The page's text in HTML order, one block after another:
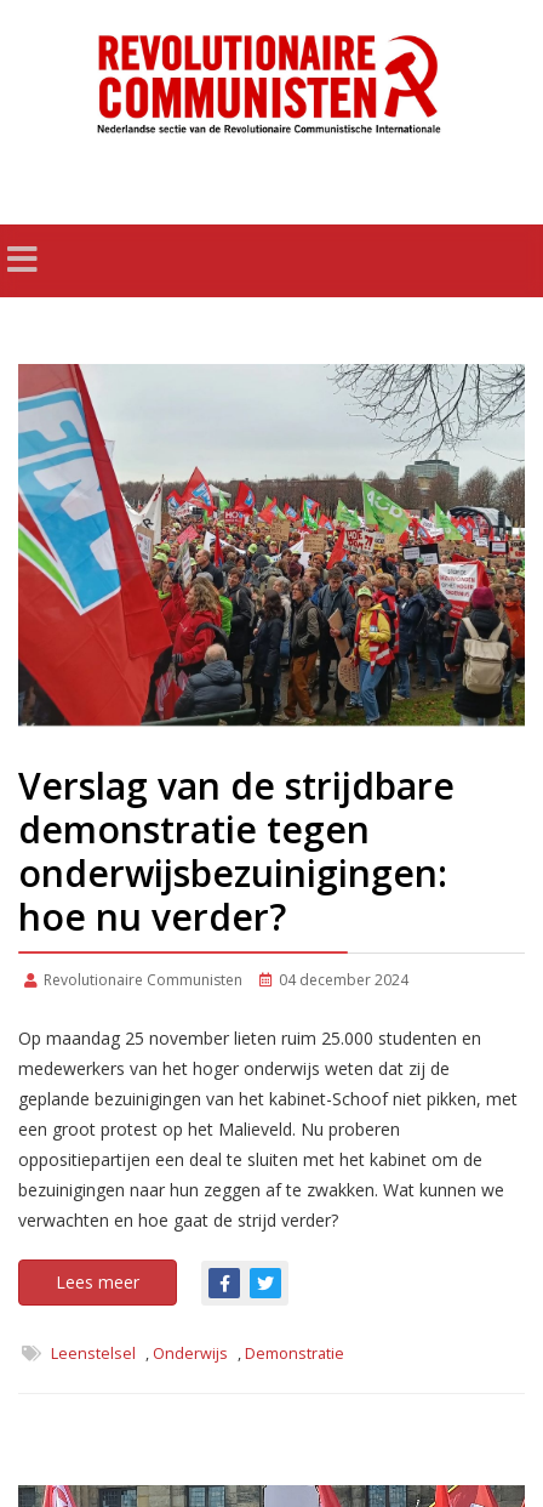
Verslag van de strijdbare
demonstratie tegen
onderwijsbezuinigingen:
hoe nu verder?
Revolutionaire Communisten 04 december 2024
Op maandag 25 november lieten ruim 25.000 studenten en
medewerkers van het hoger onderwijs weten dat zij de
geplande bezuinigingen van het kabinet-Schoof niet pikken, met
een groot protest op het Malieveld. Nu proberen
oppositiepartijen een deal te sluiten met het kabinet om de
bezuinigingen naar hun zeggen af te zwakken. Wat kunnen we
verwachten en hoe gaat de strijd verder?
Lees meer
Leenstelsel , Onderwijs ,Demonstratie